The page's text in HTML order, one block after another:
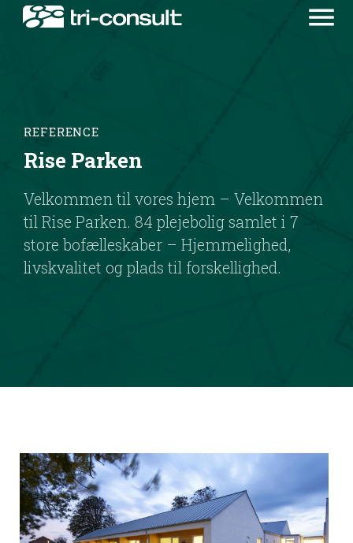
menu
REFERENCE
Rise Parken
Velkommen til vores hjem – Velkommen
til Rise Parken. 84 plejebolig samlet i 7
store bofælleskaber – Hjemmelighed,
livskvalitet og plads til forskellighed.